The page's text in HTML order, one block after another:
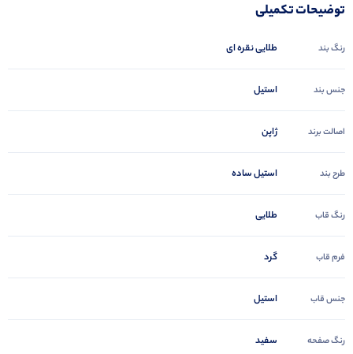
توضیحات تکمیلی
رنگ بند طلایی نقره ای
جنس بند استیل
اصالت برند ژاپن
طرح بند استیل ساده
رنگ قاب طلایی
فرم قاب گرد
جنس قاب استیل
رنگ صفحه سفید